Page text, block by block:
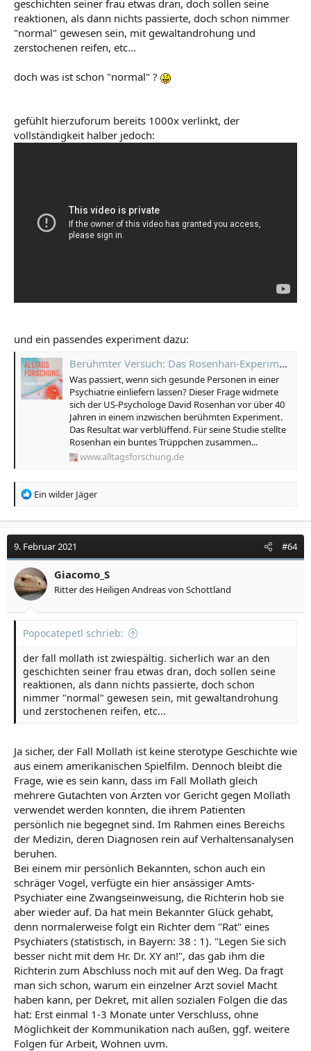
USA dann getan. DieWork-Sleep-Disorder betrifft
hauptsächlich Schichtarbeiter, und Modafinil soll ihnen
dabei helfen, damit besser klar zu kommen.
schlucken Pillen, um ihre Schichten besser zu schaffen?
Ach ehrlich, erzählt uns mal was Neues!
geschichten seiner frau etwas dran, doch sollen seine
reaktionen, als dann nichts passierte, doch schon nimmer
"normal" gewesen sein, mit gewaltandrohung und
zerstochenen reifen, etc...
doch was ist schon "normal" ?
gefühlt hierzuforum bereits 1000x verlinkt, der
vollständigkeit halber jedoch:
und ein passendes experiment dazu:
Berühmter Versuch: Das Rosenhan-Experiment - Alltagsforschung
Was passiert, wenn sich gesunde Personen in einer
Psychiatrie einliefern lassen? Dieser Frage widmete
sich der US-Psychologe David Rosenhan vor über 40
Jahren in einem inzwischen berühmten Experiment.
Das Resultat war verblüffend. Für seine Studie stellte
Rosenhan ein buntes Trüppchen zusammen...
www.alltagsforschung.de
R
a
t
i
o
n
e
Ein wilder Jäger
9. Februar 2021 #64
Giacomo_S
Ritter des Heiligen Andreas von Schottland
Popocatepetl schrieb:
der fall mollath ist zwiespältig. sicherlich war an den
geschichten seiner frau etwas dran, doch sollen seine
reaktionen, als dann nichts passierte, doch schon
nimmer "normal" gewesen sein, mit gewaltandrohung
und zerstochenen reifen, etc...
Ja sicher, der Fall Mollath ist keine sterotype Geschichte wie
aus einem amerikanischen Spielfilm. Dennoch bleibt die
Frage, wie es sein kann, dass im Fall Mollath gleich
mehrere Gutachten von Ärzten vor Gericht gegen Mollath
verwendet werden konnten, die ihrem Patienten
persönlich nie begegnet sind. Im Rahmen eines Bereichs
der Medizin, deren Diagnosen rein auf Verhaltensanalysen
beruhen.
Bei einem mir persönlich Bekannten, schon auch ein
schräger Vogel, verfügte ein hier ansässiger Amts-
Psychiater eine Zwangseinweisung, die Richterin hob sie
aber wieder auf. Da hat mein Bekannter Glück gehabt,
denn normalerweise folgt ein Richter dem "Rat" eines
Psychiaters (statistisch, in Bayern: 38 : 1). "Legen Sie sich
besser nicht mit dem Hr. Dr. XY an!", das gab ihm die
Richterin zum Abschluss noch mit auf den Weg. Da fragt
man sich schon, warum ein einzelner Arzt soviel Macht
haben kann, per Dekret, mit allen sozialen Folgen die das
hat: Erst einmal 1-3 Monate unter Verschluss, ohne
Möglichkeit der Kommunikation nach außen, ggf. weitere
Folgen für Arbeit, Wohnen uvm.